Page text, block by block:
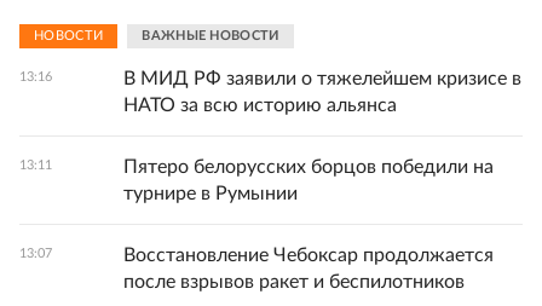
НОВОСТИ ВАЖНЫЕ НОВОСТИ
13:16
В МИД РФ заявили о тяжелейшем кризисе в
НАТО за всю историю альянса
13:11
Пятеро белорусских борцов победили на
турнире в Румынии
13:07
Восстановление Чебоксар продолжается
после взрывов ракет и беспилотников